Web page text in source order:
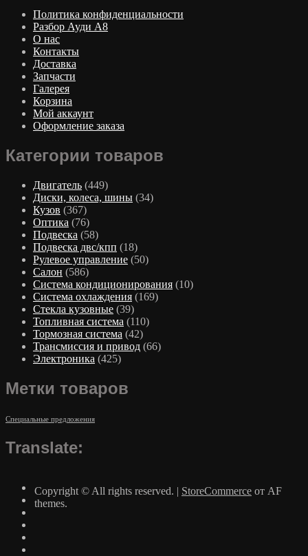
Политика конфиденциальности
Разбор Ауди А8
О нас
Контакты
Доставка
Запчасти
Галерея
Корзина
Мой аккаунт
Оформление заказа
Категории товаров
Двигатель (449)
Диски, колеса, шины (34)
Кузов (367)
Оптика (76)
Подвеска (58)
Подвеска двс/кпп (18)
Рулевое управление (50)
Салон (586)
Система кондиционирования (10)
Система охлаждения (169)
Стекла кузовные (39)
Топливная система (110)
Тормозная система (42)
Трансмиссия и привод (66)
Электроника (425)
Метки товаров
Специальные предложения
Translate:
Copyright © All rights reserved. | StoreCommerce от AF
themes.